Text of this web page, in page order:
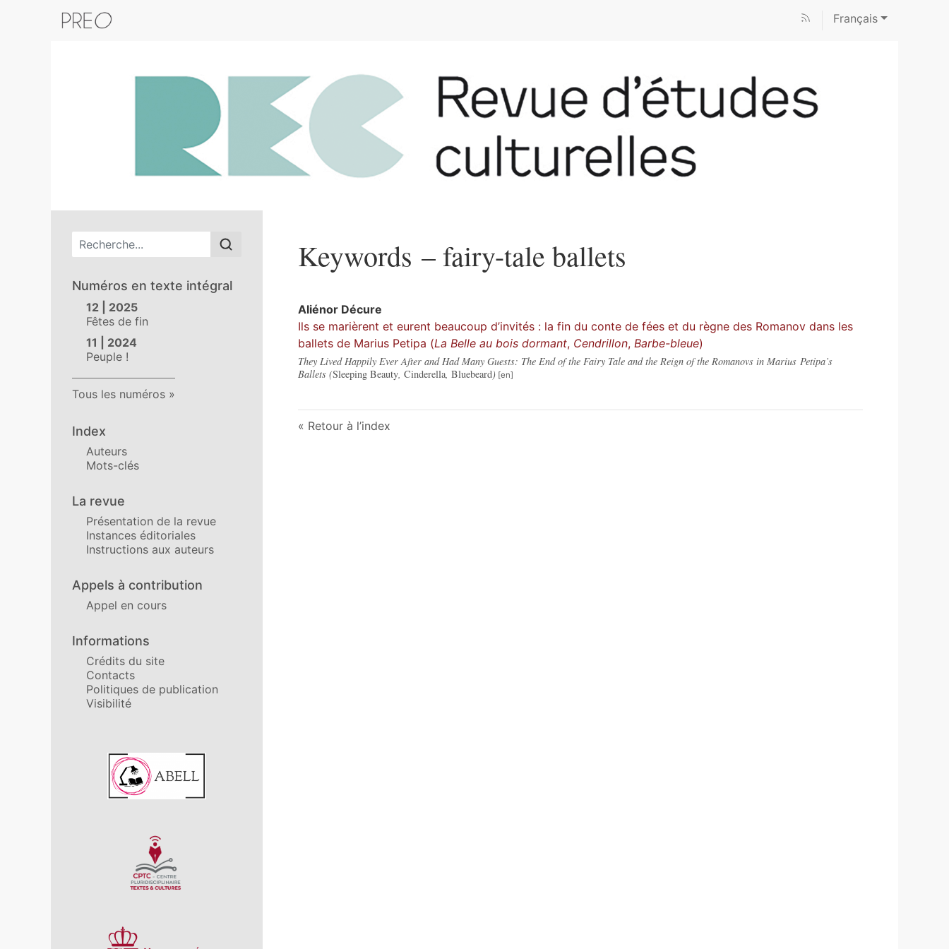
Français
Menu principal
Numéros en texte intégral
12 | 2025
Fêtes de fin
11 | 2024
Peuple !
Tous les numéros
Index
Auteurs
Mots-clés
La revue
Présentation de la revue
Instances éditoriales
Instructions aux auteurs
Appels à contribution
Appel en cours
Informations
Crédits du site
Contacts
Politiques de publication
Visibilité
Affiliations/partenaires
Keywords – fairy-tale ballets
Aliénor Décure
Ils se marièrent et eurent beaucoup d’invités : la fin du conte de fées et du règne des Romanov dans les
ballets de Marius Petipa (La Belle au bois dormant, Cendrillon, Barbe-bleue)
They Lived Happily Ever After and Had Many Guests: The End of the Fairy Tale and the Reign of the Romanovs in Marius Petipa’s
Ballets (Sleeping Beauty, Cinderella, Bluebeard)
Retour à l’index